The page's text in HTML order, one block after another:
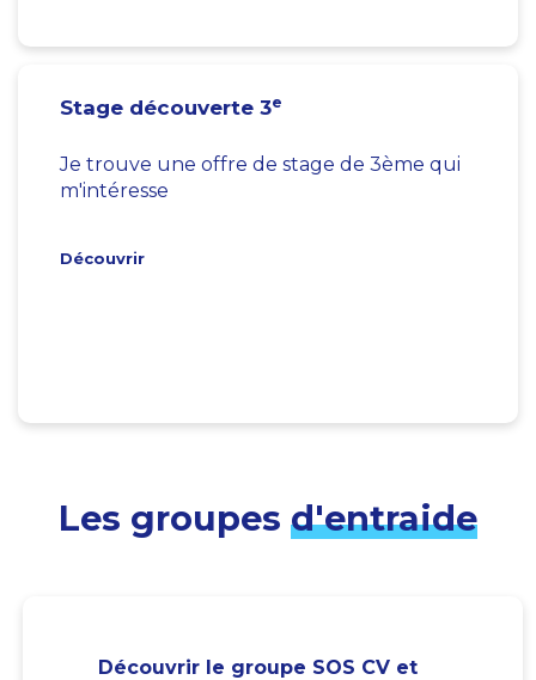
Stage découverte 3e
Je trouve une offre de stage de 3ème qui
m'intéresse
Découvrir
Les groupes d'entraide
Découvrir le groupe SOS CV et